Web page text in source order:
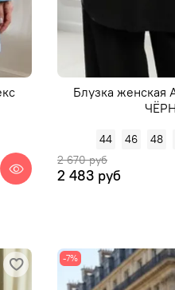
Блузка женская
44 46 48
2 670 руб
2 483 руб
-7%